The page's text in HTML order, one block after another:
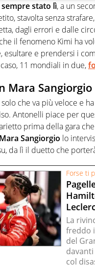
stato lì, a un
stavolta senza
dagli errori e dalle
il fenomeno Kimi ha
esultare e prendersi i
11 mondiali in due,
Mara Sangiorgio
che va più veloce e
Antonelli piace per
prima della gara
Mara Sangiorgio lo
da lì il duetto che
Forse ti
La
freddo
del
col